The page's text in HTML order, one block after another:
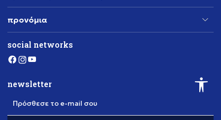
προνόμια
social networks
newsletter
Πρόσθεσε το e-mail σου